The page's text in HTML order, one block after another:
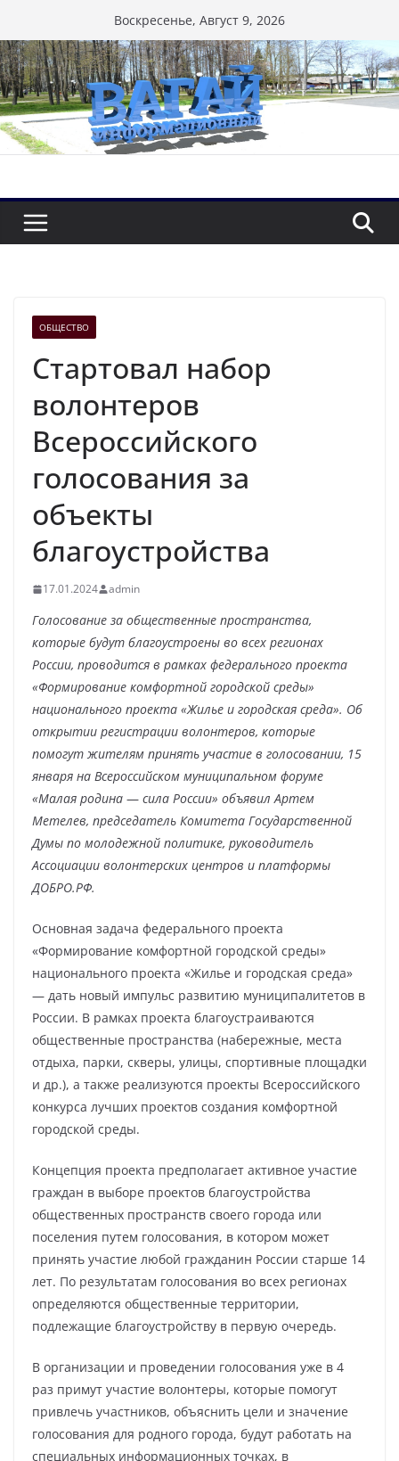
к
содержимому
Воскресенье, Август 9, 2026
ОБЩЕСТВО
Стартовал набор
волонтеров
Всероссийского
голосования за
объекты
благоустройства
17.01.2024 admin
Голосование за общественные пространства,
которые будут благоустроены во всех регионах
России, проводится в рамках федерального проекта
«Формирование комфортной городской среды»
национального проекта «Жилье и городская среда». Об
открытии регистрации волонтеров, которые
помогут жителям принять участие в голосовании, 15
января на Всероссийском муниципальном форуме
«Малая родина — сила России» объявил Артем
Метелев, председатель Комитета Государственной
Думы по молодежной политике, руководитель
Ассоциации волонтерских центров и платформы
ДОБРО.РФ.
Основная задача федерального проекта
«Формирование комфортной городской среды»
национального проекта «Жилье и городская среда»
— дать новый импульс развитию муниципалитетов в
России. В рамках проекта благоустраиваются
общественные пространства (набережные, места
отдыха, парки, скверы, улицы, спортивные площадки
и др.), а также реализуются проекты Всероссийского
конкурса лучших проектов создания комфортной
городской среды.
Концепция проекта предполагает активное участие
граждан в выборе проектов благоустройства
общественных пространств своего города или
поселения путем голосования, в котором может
принять участие любой гражданин России старше 14
лет. По результатам голосования во всех регионах
определяются общественные территории,
подлежащие благоустройству в первую очередь.
В организации и проведении голосования уже в 4
раз примут участие волонтеры, которые помогут
привлечь участников, объяснить цели и значение
голосования для родного города, будут работать на
специальных информационных точках, в